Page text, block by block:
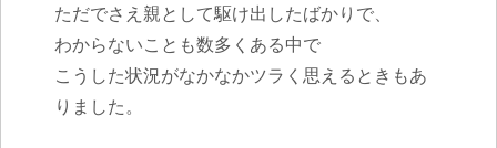
ただでさえ親として駆け出したばかりで、
わからないことも数多くある中で
こうした状況がなかなかツラく思えるときもあ
りました。